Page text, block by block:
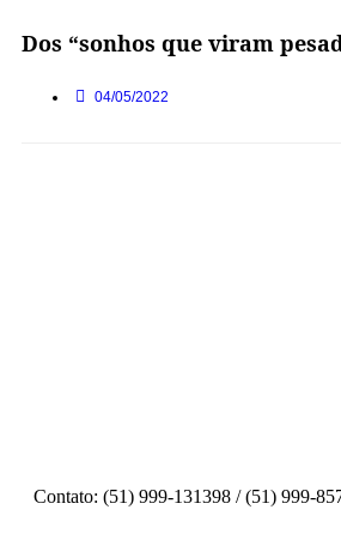
Dos “sonhos que viram
04/05/2022
Contato: (51) 999-131398 / (51) 999-